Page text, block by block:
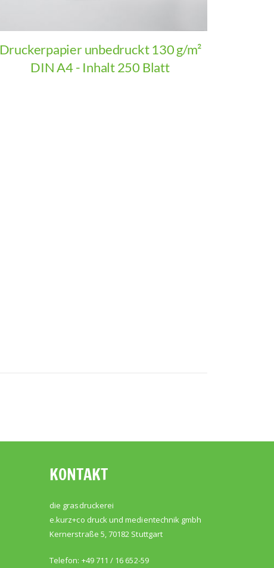
Druckerpapier unbedruckt 130 g/m²
DIN A4 - Inhalt 250 Blatt
KONTAKT
die grasdruckerei
e.kurz+co druck und medientechnik gmbh
Kernerstraße 5, 70182 Stuttgart
Telefon: +49 711 / 16 652-59